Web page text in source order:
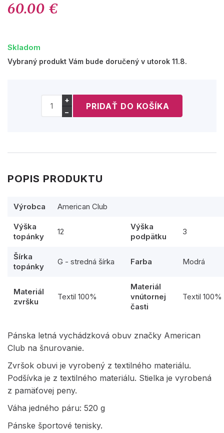
60.00 €
Skladom
Vybraný produkt Vám bude doručený v utorok 11.8.
+
−
POPIS PRODUKTU
Výrobca American Club
Výška
topánky
12
Výška
podpätku
3
Šírka
topánky
G - stredná šírka Farba Modrá
Materiál
zvršku
Textil 100%
Materiál
vnútornej
časti
Textil 100%
Pánska letná vychádzková obuv značky American
Club na šnurovanie.
Zvršok obuvi je vyrobený z textilného materiálu.
Podšívka je z textilného materiálu. Stielka je vyrobená
z pamäťovej peny.
Váha jedného páru: 520 g
Pánske športové tenisky.